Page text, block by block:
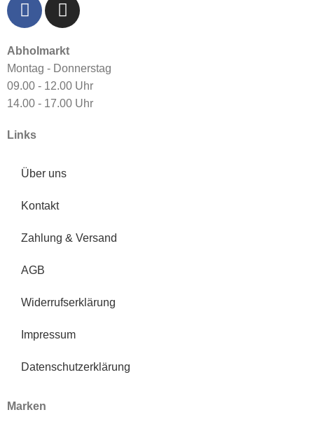
Abholmarkt
Montag - Donnerstag
09.00 - 12.00 Uhr
14.00 - 17.00 Uhr
Links
Über uns
Kontakt
Zahlung & Versand
AGB
Widerrufserklärung
Impressum
Datenschutzerklärung
Marken